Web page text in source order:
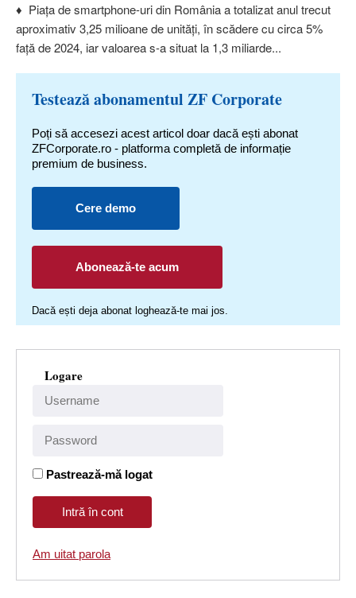
♦ Piaţa de smartphone-uri din România a totalizat anul trecut
aproximativ 3,25 milioane de unităţi, în scădere cu circa 5%
faţă de 2024, iar valoarea s-a situat la 1,3 miliarde...
Testează abonamentul ZF Corporate
Poți să accesezi acest articol doar dacă ești abonat
ZFCorporate.ro - platforma completă de informație
premium de business.
Cere demo
Abonează-te acum
Dacă ești deja abonat loghează-te mai jos.
Logare
Pastrează-mă logat
Am uitat parola